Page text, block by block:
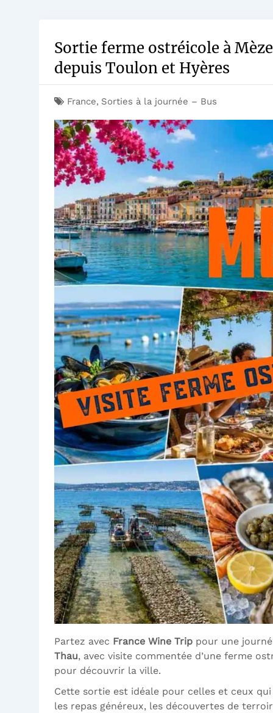
Sortie ferme ostréicole à
depuis Toulon et Hyères
France, Sorties à la journée – Bus
Partez avec France Wine Trip pour une
Thau, avec visite commentée d’une ferme
pour découvrir la ville.
Cette sortie est idéale pour celles et ceux
les repas généreux, les découvertes de